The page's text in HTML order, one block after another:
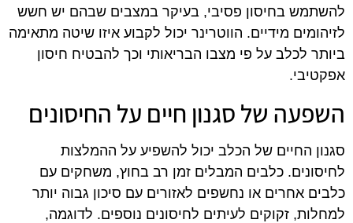
להשתמש בחיסון פסיבי, בעיקר במצבים שבהם יש חשש
לזיהומים מידיים. הווטרינר יכול לקבוע איזו שיטה מתאימה
ביותר לכלב על פי מצבו הבריאותי וכך להבטיח חיסון
אפקטיבי.
השפעה של סגנון חיים על החיסונים
סגנון החיים של הכלב יכול להשפיע על ההמלצות
לחיסונים. כלבים המבלים זמן רב בחוץ, משחקים עם
כלבים אחרים או נחשפים לאזורים עם סיכון גבוה יותר
למחלות, זקוקים לעיתים לחיסונים נוספים. לדוגמה,